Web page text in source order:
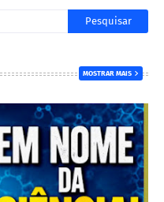
MOSTRAR MAIS